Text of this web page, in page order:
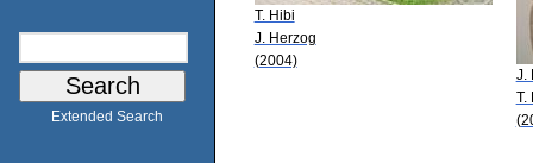
Extended Search
T. Hibi
J. Herzog
(2004)
J.
T.